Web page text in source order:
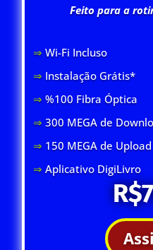
Feito para a
⇒ Wi-Fi Incluso
⇒ Instalação Grátis*
⇒ %100 Fibra Óptica
⇒ 300 MEGA de
⇒ 150 MEGA de Upload
⇒Aplicativo DigiLivro